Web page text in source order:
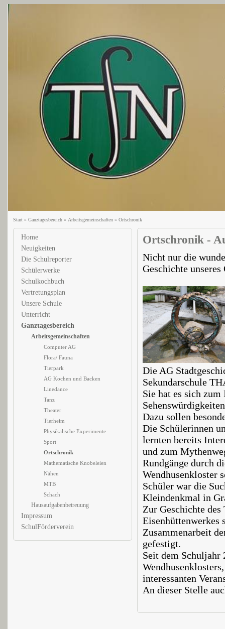
Start» Ganztagesbereich» Arbeitsgemeinschaften» Ortschronik
Home
Neuigkeiten
Die Schulreporter
Schülerwerke
Schulkochbuch
Vertretungsplan
Unsere Schule
Unterricht
Ganztagesbereich
Arbeitsgemeinschaften
Computer AG
Flora/ Fauna
Tierpark
AG Kochen und Backen
Linedance
Tanz
Theater
Tierheim
Physikalische Experimente
Sport
Ortschronik
Mathematische Knobeleien
Nähen
MTB
Schach
Hausaufgabenbetreuung
Impressum
SchulFörderverein
Ortschronik -
Nicht nur die
Geschichte
Die AG
Sekundarschule
Sie hat es sich
Dazu sollen
Die Schülerinnen
lernten bereits
und zum
Rundgänge durch
Wendhusenkloster
Schüler war die
Kleindenkmal in
Zur Geschichte des
Zusammenarbeit
gefestigt.
Seit dem Schuljahr
interessanten
An dieser Stelle